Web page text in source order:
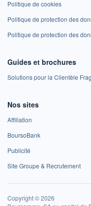
Politique de cookies
Politique de protection des
Politique de protection des
Guides et brochures
Solutions pour la Clientèle
Nos sites
Affiliation
BoursoBank
Publicité
Site Groupe & Recrutement
Copyright © 2026